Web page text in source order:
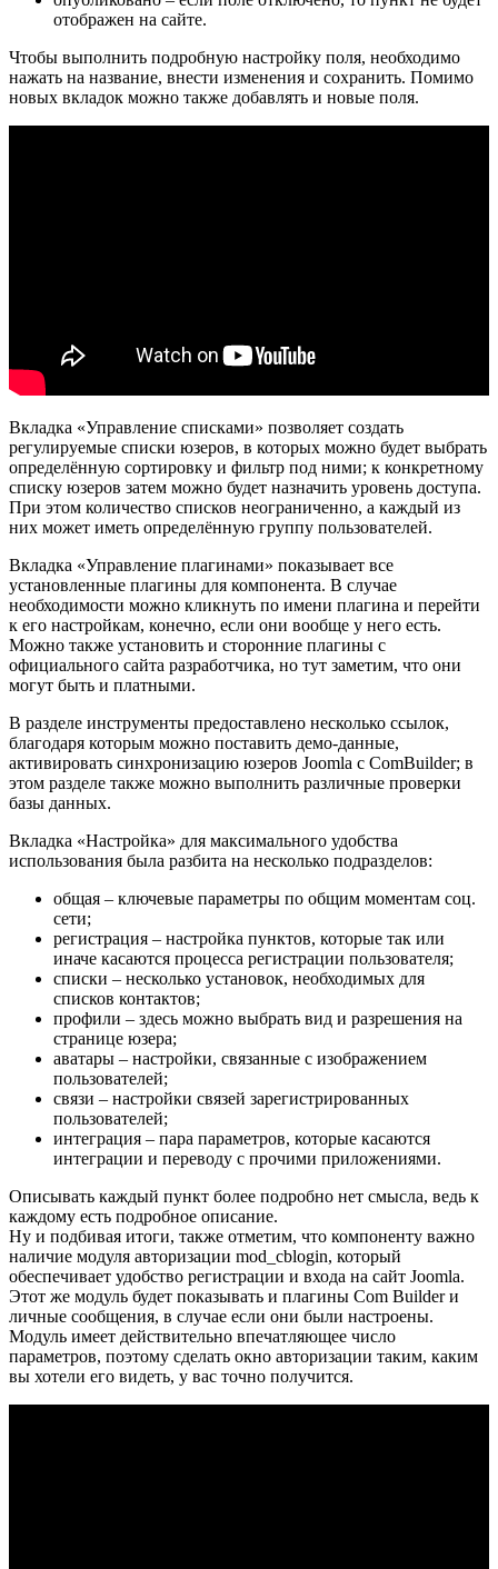
отображен на сайте.
Чтобы выполнить подробную настройку поля, необходимо
нажать на название, внести изменения и сохранить. Помимо
новых вкладок можно также добавлять и новые поля.
Вкладка «Управление списками» позволяет создать
регулируемые списки юзеров, в которых можно будет выбрать
определённую сортировку и фильтр под ними; к конкретному
списку юзеров затем можно будет назначить уровень доступа.
При этом количество списков неограниченно, а каждый из
них может иметь определённую группу пользователей.
Вкладка «Управление плагинами» показывает все
установленные плагины для компонента. В случае
необходимости можно кликнуть по имени плагина и перейти
к его настройкам, конечно, если они вообще у него есть.
Можно также установить и сторонние плагины с
официального сайта разработчика, но тут заметим, что они
могут быть и платными.
В разделе инструменты предоставлено несколько ссылок,
благодаря которым можно поставить демо-данные,
активировать синхронизацию юзеров Joomla с ComBuilder; в
этом разделе также можно выполнить различные проверки
базы данных.
Вкладка «Настройка» для максимального удобства
использования была разбита на несколько подразделов:
общая – ключевые параметры по общим моментам соц.
сети;
регистрация – настройка пунктов, которые так или
иначе касаются процесса регистрации пользователя;
списки – несколько установок, необходимых для
списков контактов;
профили – здесь можно выбрать вид и разрешения на
странице юзера;
аватары – настройки, связанные с изображением
пользователей;
связи – настройки связей зарегистрированных
пользователей;
интеграция – пара параметров, которые касаются
интеграции и переводу с прочими приложениями.
Описывать каждый пункт более подробно нет смысла, ведь к
каждому есть подробное описание.
Ну и подбивая итоги, также отметим, что компоненту важно
наличие модуля авторизации mod_cblogin, который
обеспечивает удобство регистрации и входа на сайт Joomla.
Этот же модуль будет показывать и плагины Com Builder и
личные сообщения, в случае если они были настроены.
Модуль имеет действительно впечатляющее число
параметров, поэтому сделать окно авторизации таким, каким
вы хотели его видеть, у вас точно получится.